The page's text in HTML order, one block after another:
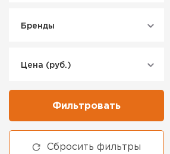
Бренды
Цена (руб.)
Фильтровать
Сбросить фильтры